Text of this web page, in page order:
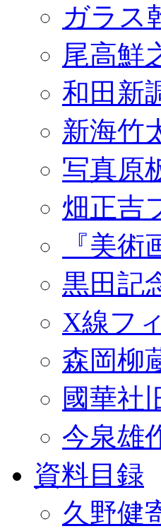
ガラス
尾高鮮
和田新
新海竹
写真原
畑正吉
『美
黒田記
X線フ
森岡柳
國華社
今泉雄
資料目録
久野健